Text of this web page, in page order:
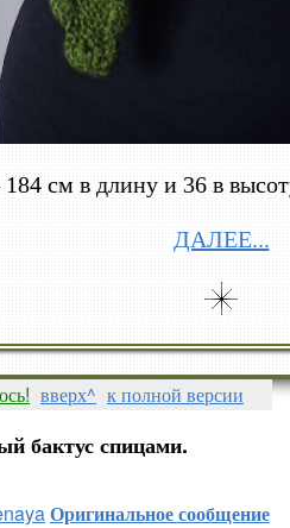
см в длину и 36 в
ДАЛЕЕ...
вверх^ к полной версии
бактус спицами.
Оригинальное сообщение